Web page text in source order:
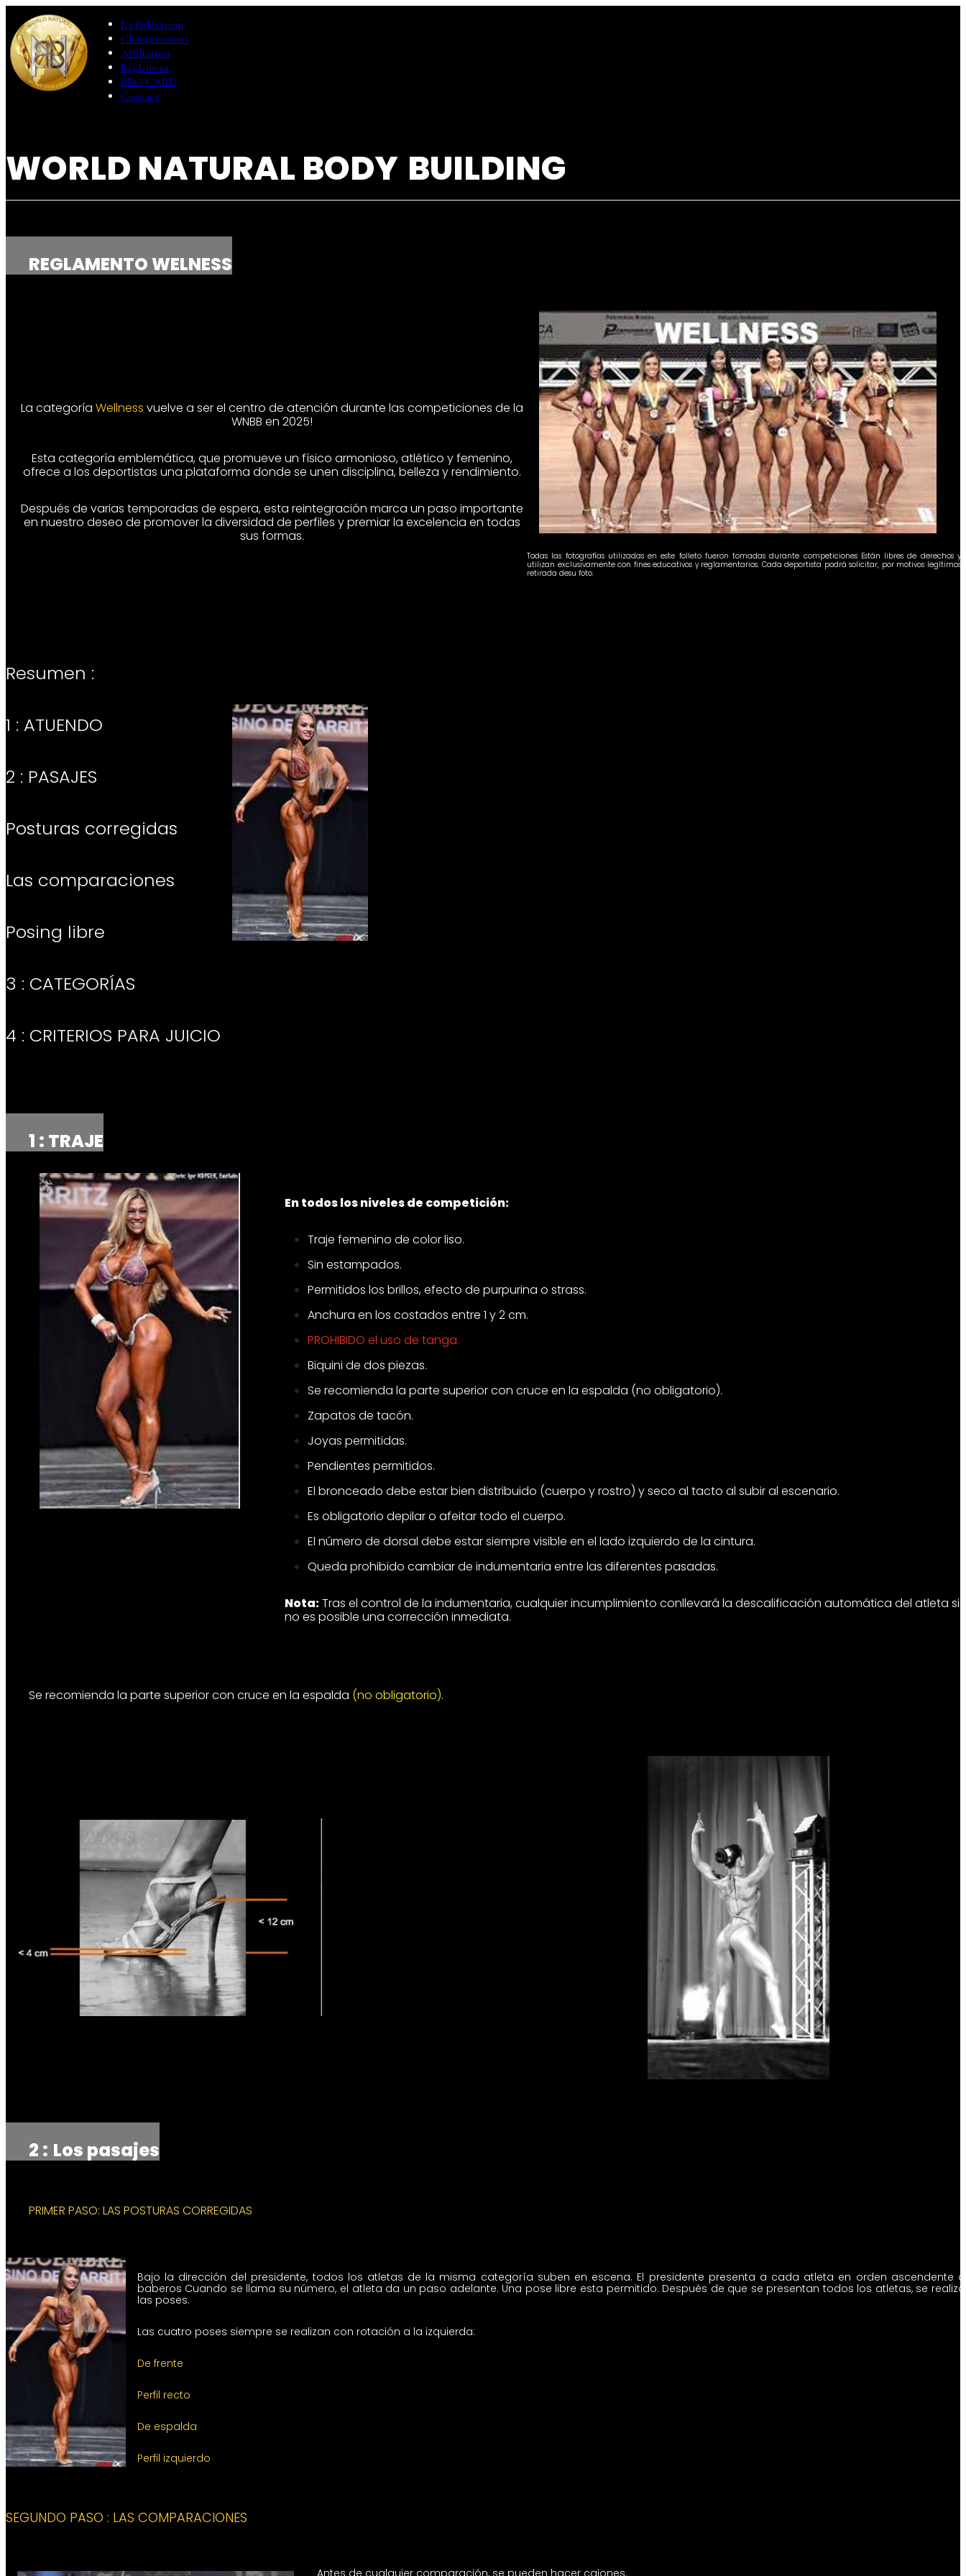
La fédération
Championnats
Affiliation
Règlement
PRO CARD
Contact
WORLD NATURAL BODY BUILDING
REGLAMENTO WELNESS
La categoríaWellness vuelve a ser el centro de atención durante las competiciones de la
WNBB en 2025!
Esta categoría emblemática, que promueve un físico armonioso, atlético y femenino,
ofrece a los deportistas una plataforma donde se unen disciplina, belleza y rendimiento.
Después de varias temporadas de espera, esta reintegración marca un paso importante
en nuestro deseo de promover la diversidad de perfiles y premiar la excelencia en todas
sus formas.
Todas las fotografías utilizadas en este folleto fueron tomadas durante competiciones Están libres de derechos y
utilizan exclusivamente con fines educativos y reglamentarios. Cada deportista podrá solicitar, por motivos legítimos,
retirada desu foto.
Resumen :
1 : ATUENDO
2 : PASAJES
Posturas corregidas
Las comparaciones
Posing libre
3 : CATEGORÍAS
4 : CRITERIOS PARA JUICIO
1 : TRAJE
En todos los niveles de competición:
Traje femenino de color liso.
Sin estampados.
Permitidos los brillos, efecto de purpurina o strass.
Anchura en los costados entre 1 y 2 cm.
PROHIBIDO el uso de tanga.
Biquini de dos piezas.
Se recomienda la parte superior con cruce en la espalda (no obligatorio).
Zapatos de tacón.
Joyas permitidas.
Pendientes permitidos.
El bronceado debe estar bien distribuido (cuerpo y rostro) y seco al tacto al subir al escenario.
Es obligatorio depilar o afeitar todo el cuerpo.
El número de dorsal debe estar siempre visible en el lado izquierdo de la cintura.
Queda prohibido cambiar de indumentaria entre las diferentes pasadas.
Nota:Tras el control de la indumentaria, cualquier incumplimiento conllevará la descalificación automática del atleta si
no es posible una corrección inmediata.
Se recomienda la parte superior con cruce en la espalda (no obligatorio).
2 : Los pasajes
PRIMER PASO: LAS POSTURAS CORREGIDAS
Bajo la dirección del presidente, todos los atletas de la misma categoría suben en escena. El presidente presenta a cada atleta en orden ascendente
baberos Cuando se llama su número, el atleta da un paso adelante. Una pose libre esta permitido. Después de que se presentan todos los atletas, se
las poses.
Las cuatro poses siempre se realizan con rotación a la izquierda:
De frente
Perfil recto
De espalda
Perfil izquierdo
SEGUNDO PASO : LAS COMPARACIONES
Antes de cualquier comparación, se pueden hacer cajones.